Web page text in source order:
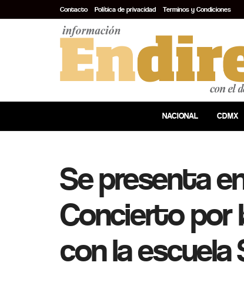
Contacto Política de privacidad Terminos y Condiciones
NACIONAL CDMX
Se presenta
Concierto por
con la